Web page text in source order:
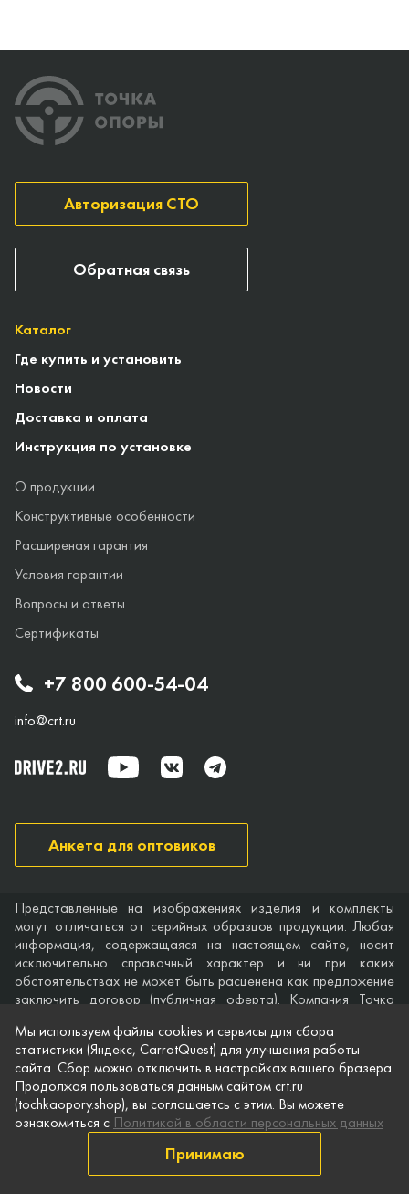
+7 800 600-54-04
info@crt.ru
Каталог
Где купить и установить
Новости
Доставка и оплата
Инструкция по установке
О продукции
Конструктивные особенности
Расширеная гарантия
Условия гарантии
Вопросы и ответы
Сертификаты
Авторизация СТО
Анкета для оптовиков
Обратная связь
Представленные на изображениях изделия и комплекты
могут отличаться от серийных образцов продукции. Любая
информация, содержащаяся на настоящем сайте, носит
исключительно справочный характер и ни при каких
обстоятельствах не может быть расценена как предложение
заключить договор (публичная оферта). Компания Точка
точности и полноты информации на веб-сайте, а также по
поводу беспрепятственного доступа к нему в любое время.
Технические характеристики и комплектация изделий,
указанные на сайте, приведены для примера и могут быть
изменены в любое время без предварительного уведомления.
© Точка опоры, 2021–2026
Защита персональной информации
Мы используем файлы cookies и сервисы для сбора
статистики (Яндекс, CarrotQuest) для улучшения работы
сайта. Сбор можно отключить в настройках вашего бразера.
Продолжая пользоваться данным сайтом crt.ru
(tochkaopory.shop), вы соглашаетсь с этим. Вы можете
ознакомиться с Политикой в области персональных данных
Принимаю